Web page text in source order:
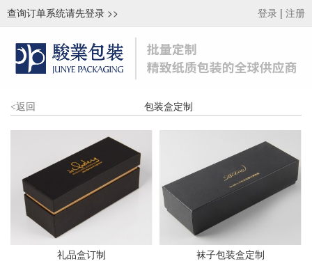
查询订单系统请先登录 >> 登录 | 注册
<返回 包装盒定制
礼品盒订制 袜子包装盒定制